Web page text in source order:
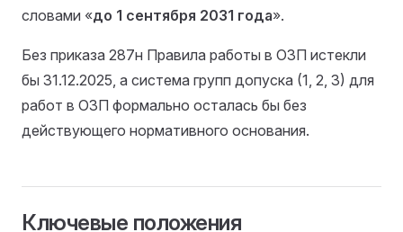
словами «до 1 сентября 2031 года».
Без приказа 287н Правила работы в ОЗП истекли
бы 31.12.2025, а система групп допуска (1, 2, 3) для
работ в ОЗП формально осталась бы без
действующего нормативного основания.
Ключевые положения